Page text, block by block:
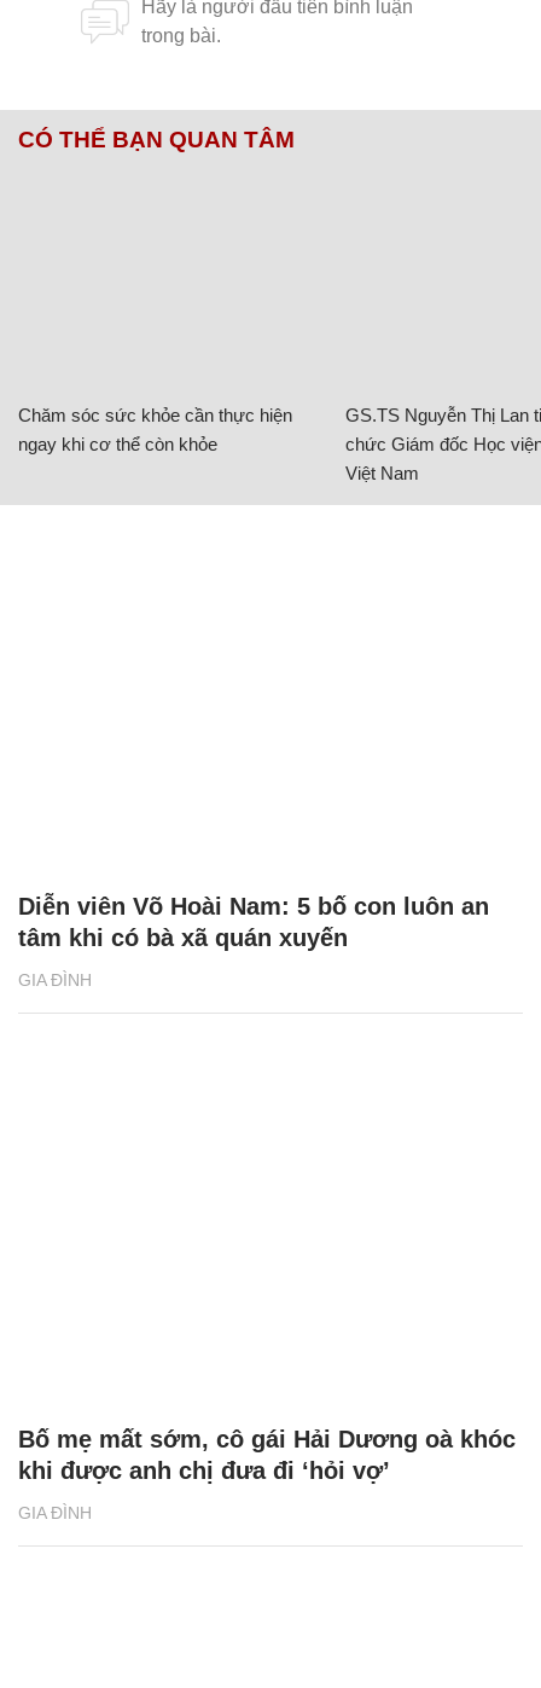
CÓ THỂ BẠN QUAN TÂM
Chăm sóc sức khỏe cần thực hiện
ngay khi cơ thể còn khỏe
GS.TS Nguyễn Thị Lan
chức Giám đốc Học
Việt Nam
GIA ĐÌNH
Diễn viên Võ Hoài Nam: 5 bố con luôn an
tâm khi có bà xã quán xuyến
GIA ĐÌNH
Bố mẹ mất sớm, cô gái Hải Dương oà khóc
khi được anh chị đưa đi ‘hỏi vợ’